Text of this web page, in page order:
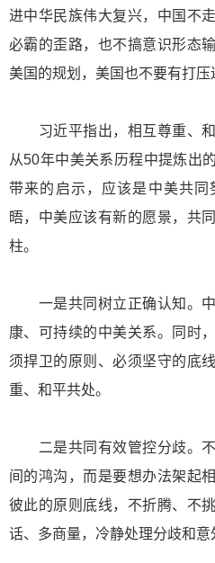
进中华民族伟大复兴，中国不
必霸的歪路，也不搞意识形态
美国的规划，美国也不要有打压
习近平指出，相互尊重、和
从50年中美关系历程中提炼出
带来的启示，应该是中美共
晤，中美应该有新的愿景，共
柱。
一是共同树立正确认知。中
康、可持续的中美关系。同时
须捍卫的原则、必须坚守的底
重、和平共处。
二是共同有效管控分歧。不
间的鸿沟，而是要想办法架起
彼此的原则底线，不折腾、不
话、多商量，冷静处理分歧和意